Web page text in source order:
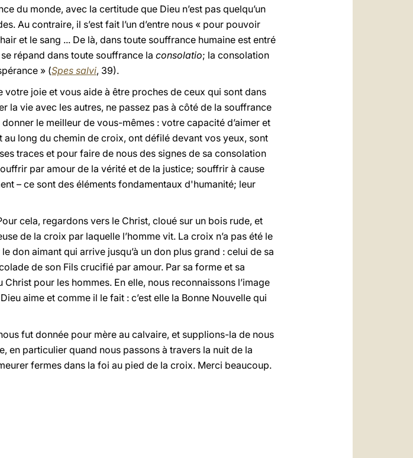
du monde, avec la certitude que Dieu n’est pas quelqu’un
Au contraire, il s’est fait l’un d’entre nous « pour pouvoir
et le sang ... De là, dans toute souffrance humaine est entré
répand dans toute souffrance la consolatio; la consolation
» (Spes salvi, 39).
votre joie et vous aide à être proches de ceux qui sont dans
la vie avec les autres, ne passez pas à côté de la souffrance
le meilleur de vous-mêmes : votre capacité d’aimer et
long du chemin de croix, ont défilé devant vos yeux, sont
traces et pour faire de nous des signes de sa consolation
par amour de la vérité et de la justice; souffrir à cause
– ce sont des éléments fondamentaux d'humanité; leur
cela, regardons vers le Christ, cloué sur un bois rude, et
de la croix par laquelle l’homme vit. La croix n’a pas été le
don aimant qui arrive jusqu’à un don plus grand : celui de sa
de son Fils crucifié par amour. Par sa forme et sa
pour les hommes. En elle, nous reconnaissons l’image
aime et comme il le fait : c’est elle la Bonne Nouvelle qui
fut donnée pour mère au calvaire, et supplions-la de nous
en particulier quand nous passons à travers la nuit de la
fermes dans la foi au pied de la croix. Merci beaucoup.